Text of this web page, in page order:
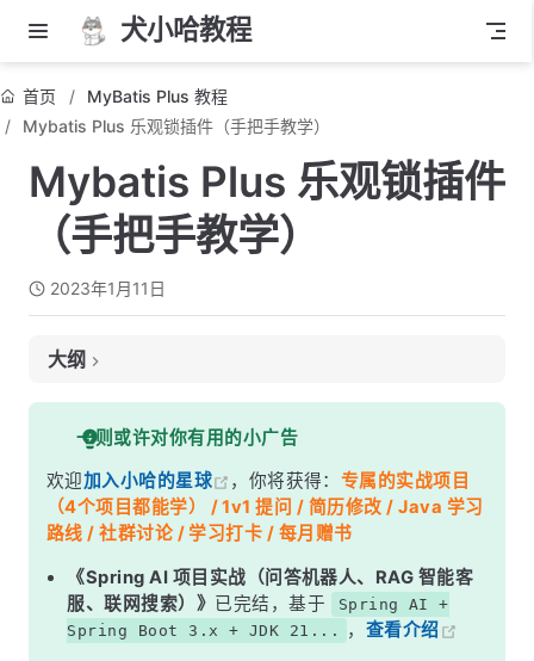
犬小哈教程
首页
MyBatis Plus 教程
Mybatis Plus 乐观锁插件（手把手教学）
Mybatis Plus 乐观锁插件
（手把手教学）
2023年1月11日
大纲
前言
什么是乐观锁？
实现方式
乐观锁应用场景
Mybatis Plus 实现乐观锁
配置乐观锁插件
一则或许对你有用的小广告
欢迎加入小哈的星球 ，你将获得： 专属的实战项目
（4个项目都能学） / 1v1 提问 / 简历修改 / Java 学习
路线 / 社群讨论 / 学习打卡 / 每月赠书
《Spring AI 项目实战（问答机器人、RAG 智能客
服、联网搜索）》 已完结，基于
Spring AI +
Spring Boot 3.x + JDK 21...
， 查看介绍